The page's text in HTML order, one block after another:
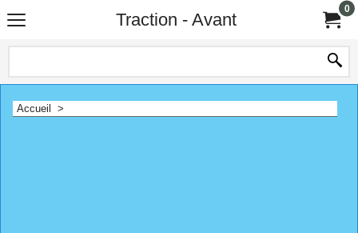
Traction - Avant
0
Accueil >